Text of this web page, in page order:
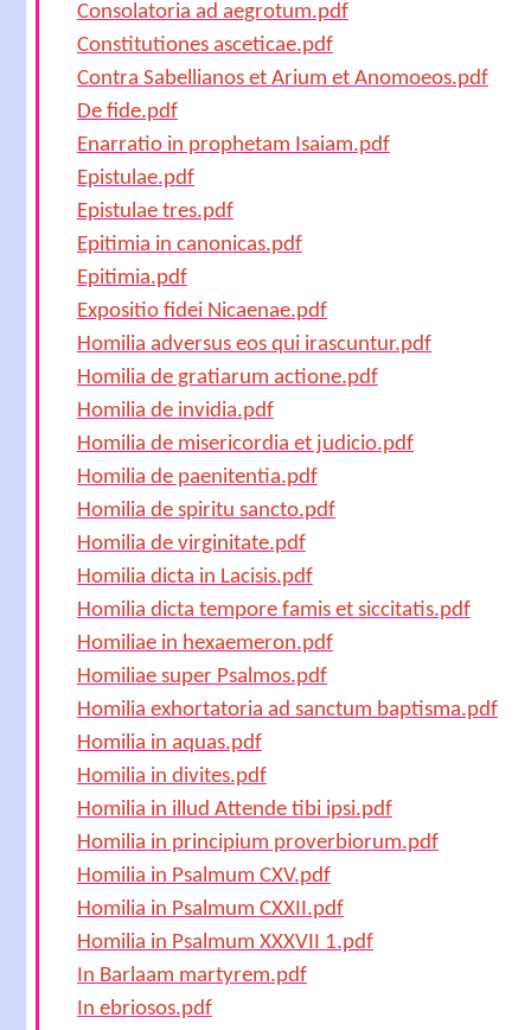
Consolatoria ad aegrotum.pdf
Constitutiones asceticae.pdf
Contra Sabellianos et Arium et Anomoeos.pdf
De fide.pdf
Enarratio in prophetam Isaiam.pdf
Epistulae.pdf
Epistulae tres.pdf
Epitimia in canonicas.pdf
Epitimia.pdf
Expositio fidei Nicaenae.pdf
Homilia adversus eos qui irascuntur.pdf
Homilia de gratiarum actione.pdf
Homilia de invidia.pdf
Homilia de misericordia et judicio.pdf
Homilia de paenitentia.pdf
Homilia de spiritu sancto.pdf
Homilia de virginitate.pdf
Homilia dicta in Lacisis.pdf
Homilia dicta tempore famis et siccitatis.pdf
Homiliae in hexaemeron.pdf
Homiliae super Psalmos.pdf
Homilia exhortatoria ad sanctum baptisma.pdf
Homilia in aquas.pdf
Homilia in divites.pdf
Homilia in illud Attende tibi ipsi.pdf
Homilia in principium proverbiorum.pdf
Homilia in Psalmum CXV.pdf
Homilia in Psalmum CXXII.pdf
Homilia in Psalmum XXXVII 1.pdf
In Barlaam martyrem.pdf
In ebriosos.pdf